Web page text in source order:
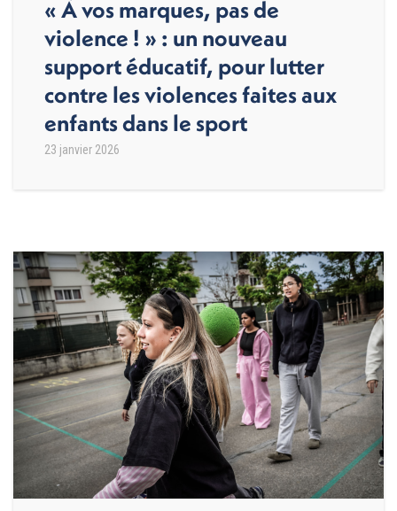
« À vos marques, pas de
violence ! » : un nouveau
support éducatif, pour lutter
contre les violences faites aux
enfants dans le sport
23 janvier 2026